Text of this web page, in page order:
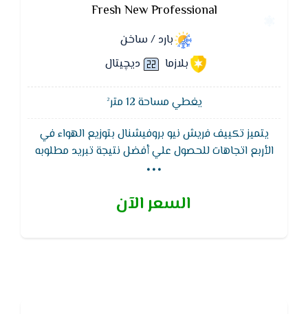
Fresh New Professional
بارد / ساخن
بلازما
ديچيتال
يغطي مساحة 12 متر²
يتميز تكييف فريش نيو بروفيشنال بتوزيع الهواء في
الأربع اتجاهات للحصول علي أفضل نتيجة تبريد مطلوبه
...
السعر الآن